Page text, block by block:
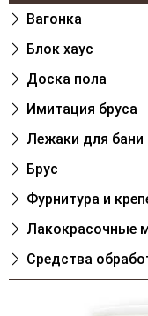
Вагонка
Блок хаус
Доска пола
Имитация бруса
Лежаки для бани
Брус
Фурнитура и
Лакокрасочные
Cредства